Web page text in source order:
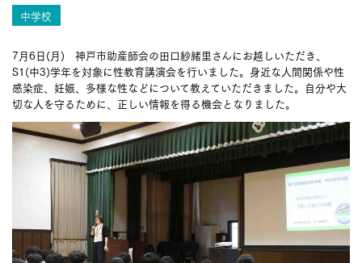
中学校
7月6日(月) 神戸市助産師会の田口紗緒里さんにお越しいただき、
S1(中3)学年を対象に性教育講演会を行いました。身近な人間関係や性
感染症、妊娠、多様な性などについて教えていただきました。自分や大
切な人を守るために、正しい情報を得る機会となりました。